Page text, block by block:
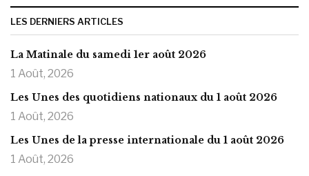
LES DERNIERS ARTICLES
La Matinale du samedi 1er août 2026
1 Août, 2026
Les Unes des quotidiens nationaux du 1 août 2026
1 Août, 2026
Les Unes de la presse internationale du 1 août 2026
1 Août, 2026